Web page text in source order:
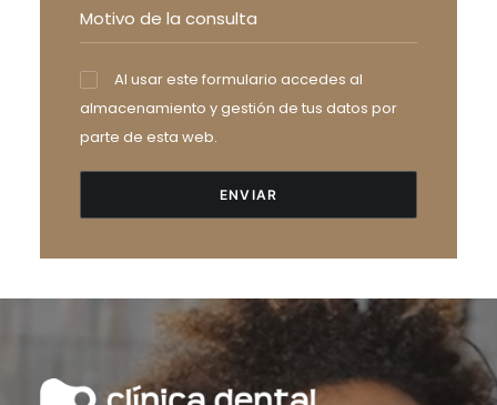
Al usar este formulario accedes al
almacenamiento y gestión de tus datos por
parte de esta web.